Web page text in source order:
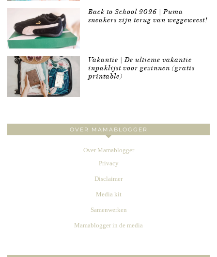
Back to School 2026 | Puma
sneakers zijn terug van weggeweest!
Vakantie | De ultieme vakantie
inpaklijst voor gezinnen (gratis
printable)
OVER MAMABLOGGER
Over Mamablogger
Privacy
Disclaimer
Media kit
Samenwerken
Mamablogger in de media